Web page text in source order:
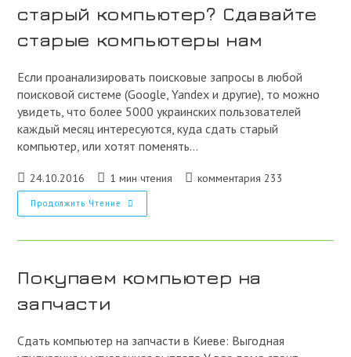
старый компьютер? Сдавайте
старые компьютеры нам
Если проанализировать поисковые запросы в любой
поисковой системе (Google, Yandex и другие), то можно
увидеть, что более 5000 украинских пользователей
каждый месяц интересуются, куда сдать старый
компьютер, или хотят поменять…
Запись
опубликована:
24.10.2016
Время
чтения:
1 мин чтения
Комментарии
комментария 233
Продолжить Чтение Не
Знаете,
Продать
Старые
Покупаем компьютер на
запчасти
Сдать компьютер на запчасти в Киеве: Выгодная